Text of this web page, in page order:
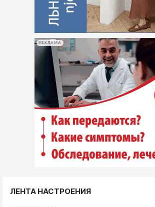
РЕКЛАМА
ЛЕНТА НАСТРОЕНИЯ